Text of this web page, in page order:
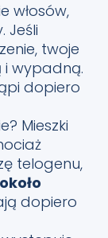
włosów,
Jeśli
twoje
i wypadną.
dopiero
Mieszki
telogenu,
dopiero